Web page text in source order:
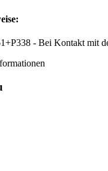
- Bei Kontakt mit